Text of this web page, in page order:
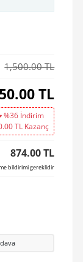
1,500.00 TL
TL
%36 İndirim
TL Kazanç
874.00 TL
bildirimi gereklidir